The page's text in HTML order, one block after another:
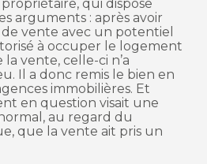
qui dispose
arguments : après avoir
vente avec un potentiel
à occuper le logement
la vente, celle-ci n’a
Il a donc remis le bien en
immobilières. Et
en question visait une
au regard du
que la vente ait pris un